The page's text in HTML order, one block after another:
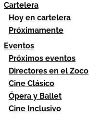
Cartelera
Hoy en cartelera
Próximamente
Eventos
Próximos eventos
Directores en el Zoco
Cine Clásico
Ópera y Ballet
Cine Inclusivo